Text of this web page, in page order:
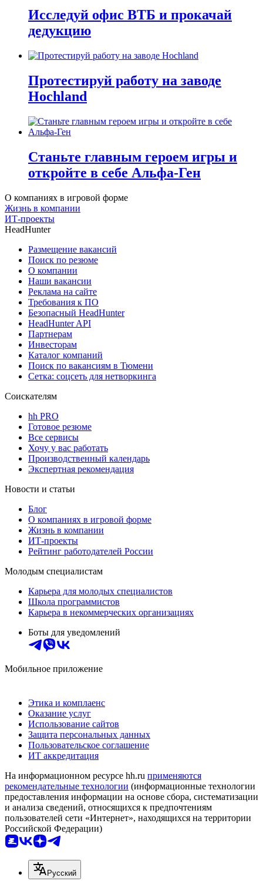
Исследуй офис ВТБ и прокачай
дедукцию
Протестируй работу на заводе
Hochland
Станьте главным героем игры и
откройте в себе Альфа-Ген
О компаниях в игровой форме
Жизнь в компании
ИТ-проекты
HeadHunter
Размещение вакансий
Поиск по резюме
О компании
Наши вакансии
Реклама на сайте
Требования к ПО
Безопасный HeadHunter
HeadHunter API
Партнерам
Инвесторам
Каталог компаний
Поиск по вакансиям в Тюмени
Сетка: соцсеть для нетворкинга
Соискателям
hh PRO
Готовое резюме
Все сервисы
Хочу у вас работать
Производственный календарь
Экспертная рекомендация
Новости и статьи
Блог
О компаниях в игровой форме
Жизнь в компании
ИТ-проекты
Рейтинг работодателей России
Молодым специалистам
Карьера для молодых специалистов
Школа программистов
Карьера в некоммерческих организациях
Боты для уведомлений
Мобильное приложение
Этика и комплаенс
Оказание услуг
Использование сайтов
Защита персональных данных
Пользовательское соглашение
ИТ аккредитация
На информационном ресурсе hh.ru применяются
рекомендательные технологии (информационные технологии
предоставления информации на основе сбора, систематизации
и анализа сведений, относящихся к предпочтениям
пользователей сети «Интернет», находящихся на территории
Российской Федерации)
Русский